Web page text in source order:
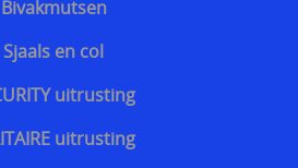
Bivakmutsen
Sjaals en col
uitrusting
uitrusting